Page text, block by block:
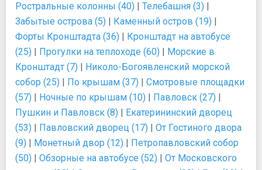
Ростральные колонны (40) | Телебашня (3) |
Забытые острова (5) | Каменный остров (19) |
Форты Кронштадта (36) | Кронштадт на автобусе
(25) | Прогулки на теплоходе (60) | Морские в
Кронштадт (7) | Николо-Богоявленский морской
собор (25) | По крышам (37) | Смотровые площадки
(57) | Ночные по крышам (10) | Павловск (27) |
Пушкин и Павловск (8) | Екатерининский дворец
(53) | Павловский дворец (17) | От Гостиного двора
(9) | Монетный двор (12) | Петропавловский собор
(50) | Обзорные на автобусе (52) | От Московского